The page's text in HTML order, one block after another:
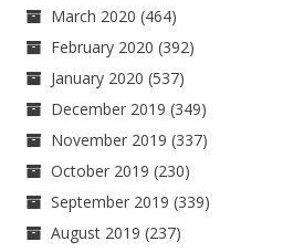
March 2020 (464)
February 2020 (392)
January 2020 (537)
December 2019 (349)
November 2019 (337)
October 2019 (230)
September 2019 (339)
August 2019 (237)